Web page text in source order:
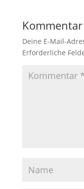
Deine E-Mail-
Erforderliche